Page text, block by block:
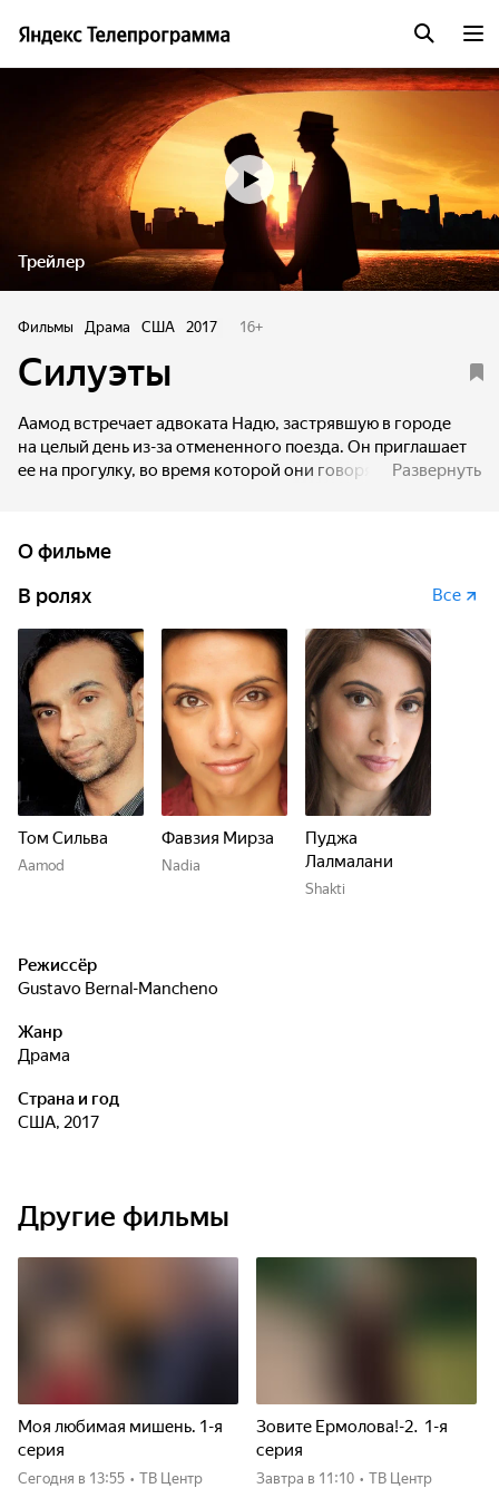
Трейлер
Фильмы Драма США 2017 16+
Силуэты
Аамод встречает адвоката Надю, застрявшую в городе
на целый день из-за отмененного поезда. Он приглашает
ее на прогулку, во время которой они говорят о жизни,
Развернуть
О фильме
В ролях
Все
Том Сильва
Aamod
Фавзия Мирза
Nadia
Пуджа
Лалмалани
Shakti
Режиссёр
Gustavo Bernal-Mancheno
Жанр
драма
Страна и год
США, 2017
Другие фильмы
Моя любимая мишень. 1-я
серия
Сегодня в 13:55 • ТВ Центр
Зовите Ермолова!-2. 1-я
серия
Завтра в 11:10 • ТВ Центр